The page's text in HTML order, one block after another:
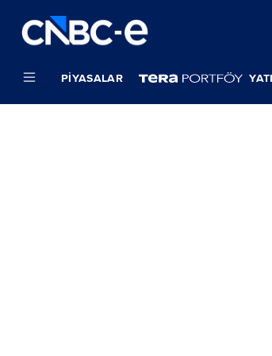
PIYASALAR